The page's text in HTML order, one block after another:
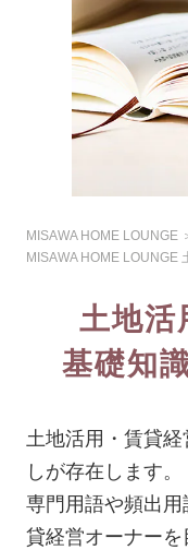
MISAWA HOME LOUNGE
MISAWA HOME LOUNGE
土地活
基礎知
土地活用・賃貸
しが存在します。
専門用語や頻出
貸経営オーナーを